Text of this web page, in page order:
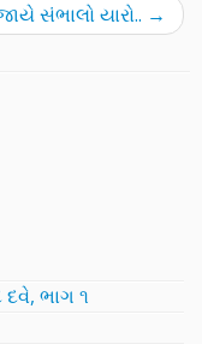
સંભાલો યારો.. →
ભાગ ૧